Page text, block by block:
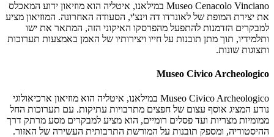
Museo Cenacolo Vinciano במילאנו, איטליה הוא מוזיאון ידוע המאכלס
את יצירת המופת של לאונרדו דה וינצ'י, הסעודה האחרונה. המוזיאון מציע
למבקרים הזדמנות להתפעל מהפרסקו האיקוני הזה, המתאר את ישו
ותלמידיו, תוך מתן תובנות על חייו ויצירותיו של האמן באמצעות תערוכות
ותצוגות שונות.
Museo Civico Archeologico
Museo Civico Archeologico במילאנו, איטליה הוא מוזיאון ארכיאולוגי
נודע המציג אוסף עצום של חפצים מתרבויות עתיקות. עם תערוכות החל
ממומיות מצריות ועד פסלים רומיים, הוא מציע למבקרים מסע מרתק דרך
ההיסטוריה, ומספק תובנות על המורשת התרבותית העשירה של האזור.